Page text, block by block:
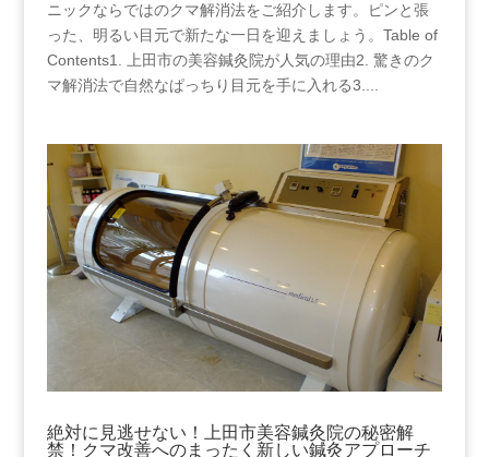
ニックならではのクマ解消法をご紹介します。ピンと張
った、明るい目元で新たな一日を迎えましょう。Table of
‌Contents1. 上田市の美容鍼灸院が人気の理由2. 驚きのク
マ解消法で自然なぱっちり目元を手に入れる3....
絶対に見逃せない！上田市美容鍼灸院の秘密解
禁！クマ改善へのまったく新しい鍼灸アプローチ